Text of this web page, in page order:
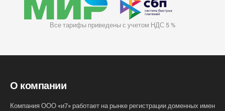
Все тарифы приведены с учетом НДС 5 %
О компании
Компания ООО «и7» работает на рынке регистрации доменных имен